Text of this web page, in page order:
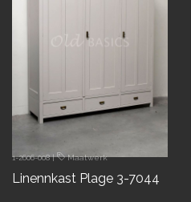
1-2606-008| Maatwerk
Linennkast Plage 3-7044